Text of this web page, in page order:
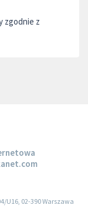
zgodnie z
U16, 02-390 Warszawa